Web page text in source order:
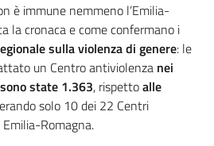
è immune nemmeno l’Emilia-
la cronaca e come confermano i
sulla violenza di genere: le
un Centro antiviolenza nei
state 1.363, rispettoalle
solo 10 dei 22 Centri
Romagna.